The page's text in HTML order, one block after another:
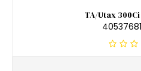
TA/Utax